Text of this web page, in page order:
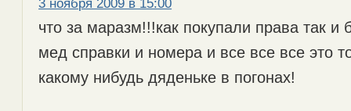
3 ноября 2009 в 15:00
что за маразм!!!как покупали права так и
мед справки и номера и все все все это
какому нибудь дяденьке в погонах!